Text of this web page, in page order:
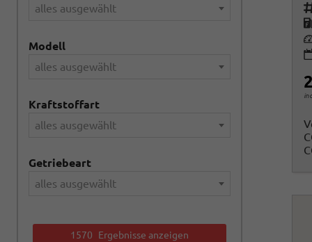
alles ausgewählt
Modell
alles ausgewählt
Kraftstoffart
alles ausgewählt
Getriebeart
alles ausgewählt
1570 Ergebnisse anzeigen